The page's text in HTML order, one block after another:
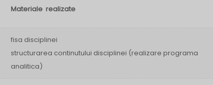
Materiale realizate
fisa disciplinei
structurarea continutului disciplinei (realizare programa
analitica)